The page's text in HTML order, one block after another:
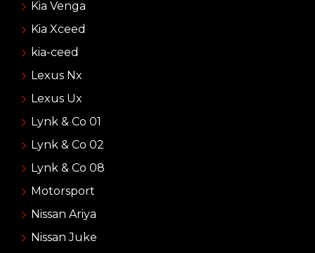
Kia Venga
Kia Xceed
kia-ceed
Lexus Nx
Lexus Ux
Lynk & Co 01
Lynk & Co 02
Lynk & Co 08
Motorsport
Nissan Ariya
Nissan Juke